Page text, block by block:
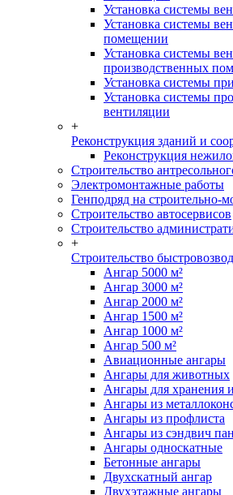
Установка системы
Установка системы
помещении
Установка системы
производственных
Установка системы
Установка системы
вентиляции
+
Реконструкция зданий и
Реконструкция
Строительство
Электромонтажные работы
Генподряд на строительно-
Строительство автосервисов
Строительство
+
Строительство
Ангар 5000 м²
Ангар 3000 м²
Ангар 2000 м²
Ангар 1500 м²
Ангар 1000 м²
Ангар 500 м²
Авиационные ангары
Ангары для животных
Ангары для хранения
Ангары из
Ангары из профлиста
Ангары из сэндвич
Ангары односкатные
Бетонные ангары
Двухскатный ангар
Двухэтажные ангары